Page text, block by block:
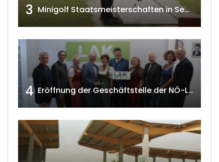
3 Minigolf Staatsmeisterschaften in Seefeld-Kadolz w4tv174
4 Eröffnung der Geschäftstelle der NÖ-Landarbeiterkammer in Mistelbach w4tv174